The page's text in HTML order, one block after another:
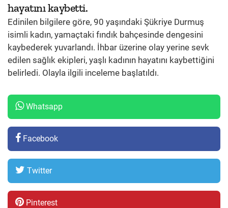
hayatını kaybetti.
Edinilen bilgilere göre, 90 yaşındaki Şükriye Durmuş
isimli kadın, yamaçtaki fındık bahçesinde dengesini
kaybederek yuvarlandı. İhbar üzerine olay yerine sevk
edilen sağlık ekipleri, yaşlı kadının hayatını kaybettiğini
belirledi. Olayla ilgili inceleme başlatıldı.
Whatsapp
Facebook
Twitter
Pinterest